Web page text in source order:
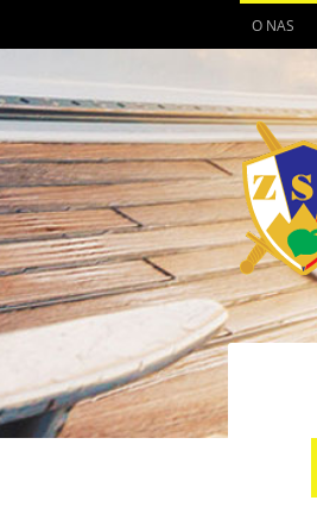
O NAS